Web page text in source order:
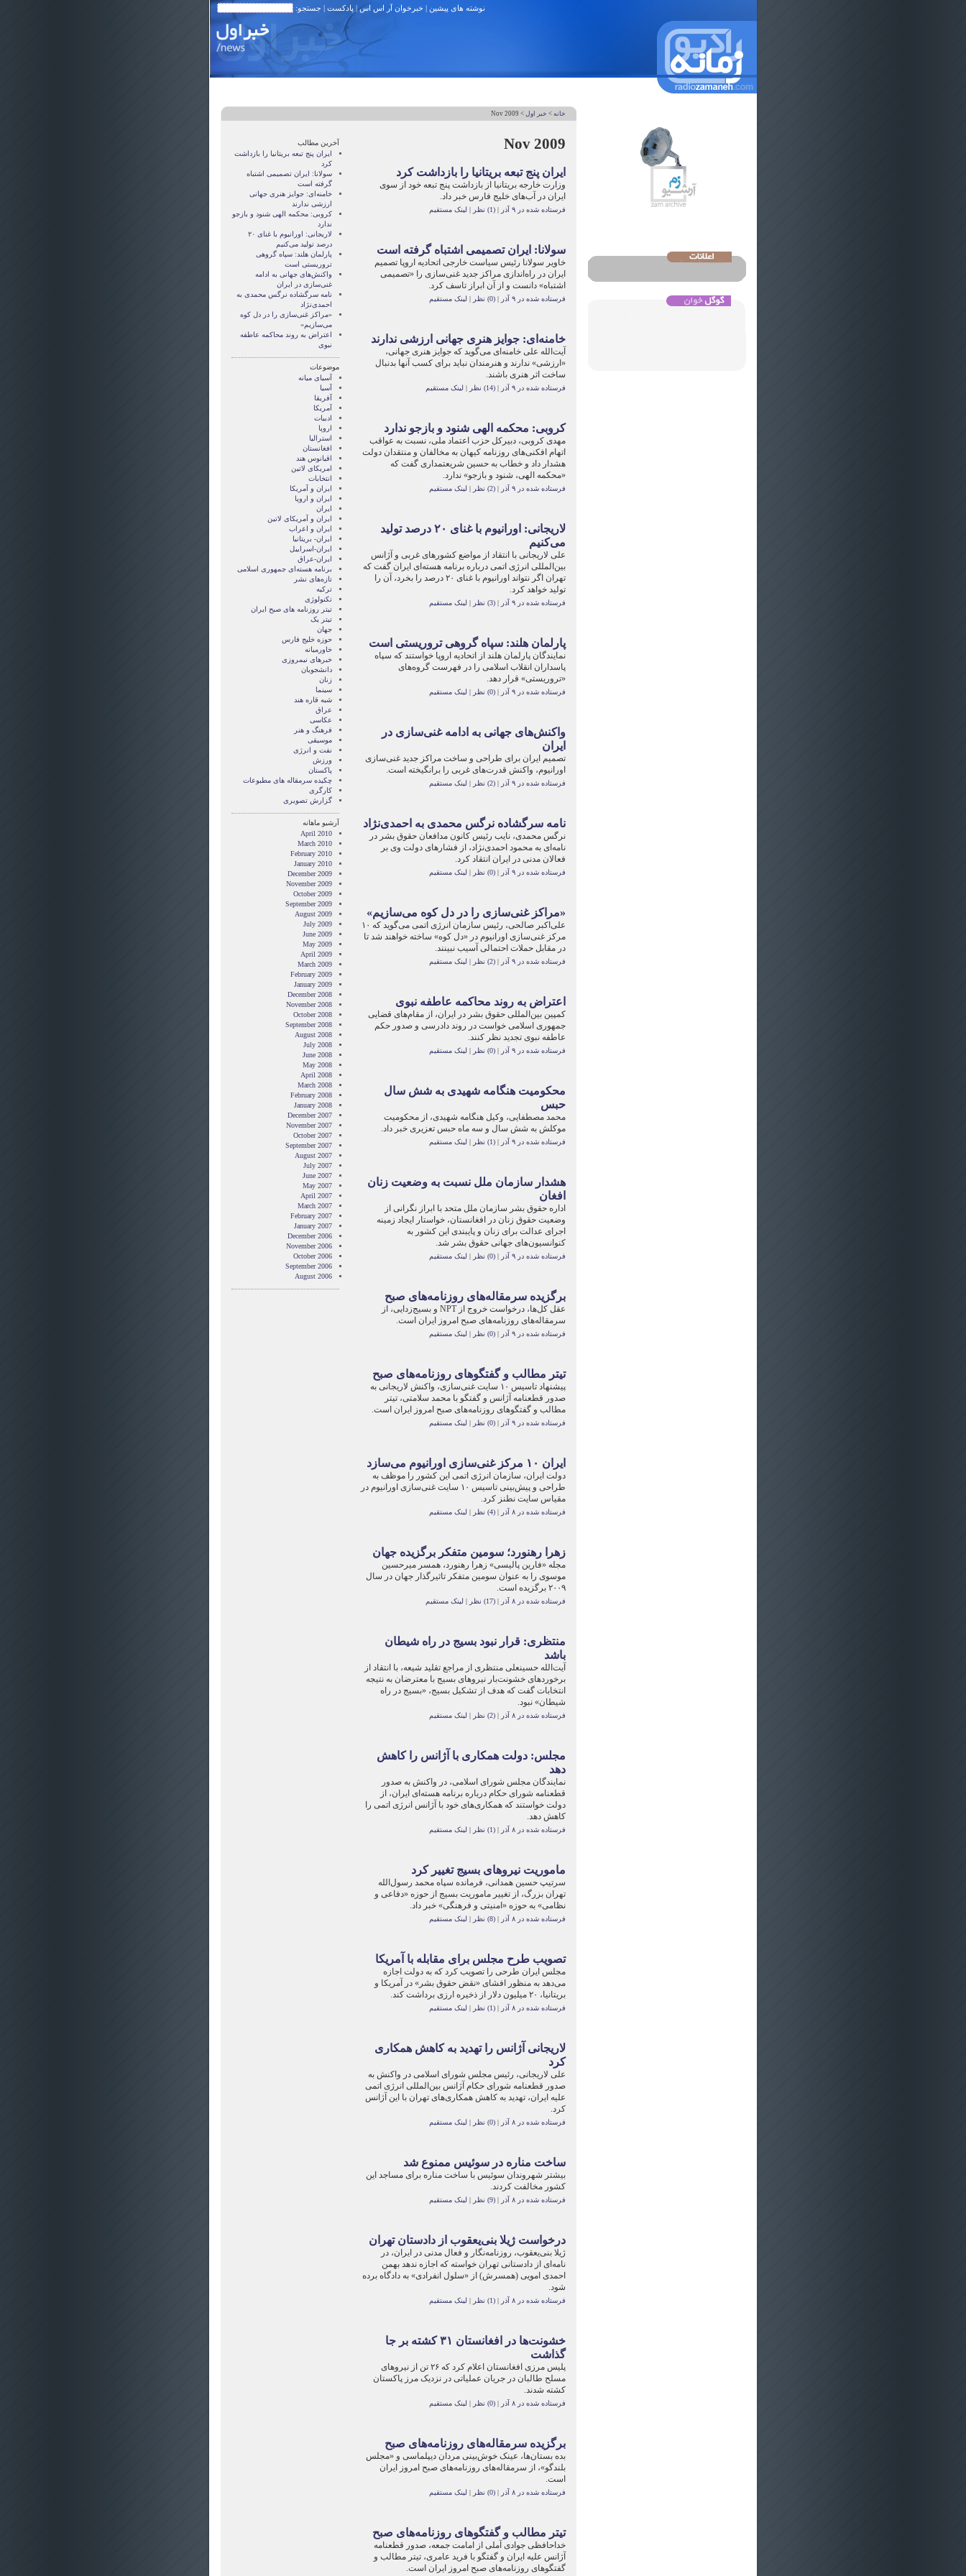
نوشته های پیشین | خبرخوان آر اس اس| پادکست | جستجو:
خانه > خبر اول > Nov 2009
Nov 2009
ایران پنج تبعه بریتانیا را بازداشت کرد
وزارت خارجه بریتانیا از بازداشت پنج تبعه خود از سوی
ایران در آب‌های خلیج فارس خبر داد.
فرستاده شده در ۹ آذر |(1) نظر | لینک مستقیم
سولانا: ایران تصمیمی اشتباه گرفته است
خاویر سولانا رئیس سیاست خارجی اتحادیه اروپا تصمیم
ایران در راه‌اندازی مراکز جدید غنی‌سازی را «تصمیمی
اشتباه» دانست و از آن ابراز تاسف کرد.
فرستاده شده در ۹ آذر |(0) نظر | لینک مستقیم
خامنه‌ای: جوایز هنری جهانی ارزشی ندارند
آیت‌الله علی خامنه‌ای می‌گوید که جوایز هنری جهانی،
«ارزشی» ندارند و هنرمندان نباید برای کسب آنها بدنبال
ساخت اثر هنری باشند.
فرستاده شده در ۹ آذر |(14) نظر | لینک مستقیم
کروبی: محکمه الهی شنود و بازجو ندارد
مهدی کروبی، دبیرکل حزب اعتماد ملی، نسبت به عواقب
اتهام افکنی‌های روزنامه کیهان به مخالفان و منتقدان دولت
هشدار داد و خطاب به حسین شریعتمداری گفت که
«محکمه الهی، شنود و بازجو» ندارد.
فرستاده شده در ۹ آذر |(2) نظر | لینک مستقیم
لاریجانی: اورانیوم با غنای ۲۰ درصد تولید
می‌کنیم
علی لاریجانی با انتقاد از مواضع کشور‌های غربی و آژانس
بین‌المللی انرژی اتمی درباره برنامه هسته‌ای ایران گفت که
تهران اگر نتواند اورانیوم با غنای ۲۰ درصد را بخرد، آن را
تولید خواهد کرد.
فرستاده شده در ۹ آذر |(3) نظر | لینک مستقیم
پارلمان هلند: سپاه گروهی تروریستی است
نمایندگان پارلمان هلند از اتحادیه اروپا خواستند که سپاه
پاسداران انقلاب اسلامی را در فهرست گروه‌های
«تروریستی» قرار دهد.
فرستاده شده در ۹ آذر |(0) نظر | لینک مستقیم
واکنش‌های جهانی به ادامه غنی‌سازی در
ایران
تصمیم ایران برای طراحی و ساخت مراکز جدید غنی‌سازی
اورانیوم، واکنش قدرت‌های غربی را برانگیخته است.
فرستاده شده در ۹ آذر |(2) نظر | لینک مستقیم
نامه سرگشاده نرگس محمدی به احمدی‌نژاد
نرگس محمدی، نایب رئیس کانون مدافعان حقوق بشر در
نامه‌ای به محمود احمدی‌نژاد، از فشار‌های دولت وی بر
فعالان مدنی در ایران انتقاد کرد.
فرستاده شده در ۹ آذر |(0) نظر | لینک مستقیم
«مراکز غنی‌سازی را در دل کوه می‌سازیم»
علی‌اکبر صالحی، رئیس سازمان انرژی اتمی می‌گوید که ۱۰
مرکز غنی‌سازی اورانیوم در «دل کوه» ساخته خواهند شد تا
در مقابل حملات احتمالی آسیب نبینند.
فرستاده شده در ۹ آذر |(2) نظر | لینک مستقیم
اعتراض به روند محاکمه عاطفه نبوی
کمپین بین‌المللی حقوق بشر در ایران، از مقام‌های قضایی
جمهوری اسلامی خواست در روند دادرسی و صدور حکم
عاطفه نبوی تجدید ‌نظر کنند.
فرستاده شده در ۹ آذر |(0) نظر | لینک مستقیم
محکومیت هنگامه شهیدی به شش سال
حبس
محمد مصطفایی، وکیل هنگامه شهیدی، از محکومیت
موکلش به شش سال و سه ماه حبس تعزیری خبر داد.
فرستاده شده در ۹ آذر |(1) نظر | لینک مستقیم
هشدار سازمان ملل نسبت به وضعیت زنان
افغان
اداره حقوق بشر سازمان ملل متحد با ابراز نگرانی از
وضعیت حقوق زنان در افغانستان، خواستار ایجاد زمینه
اجرای عدالت برای زنان و پایبندی این کشور به
کنوانسیون‌های جهانی حقوق بشر شد.
فرستاده شده در ۹ آذر |(0) نظر | لینک مستقیم
برگزیده سرمقاله‌های روزنامه‌های صبح
عقل کل‌ها، درخواست خروج ازNPT و بسیج‌زدایی، از
سرمقاله‌های روزنامه‌های صبح امروز ایران است.
فرستاده شده در ۹ آذر |(0) نظر | لینک مستقیم
تیتر مطالب و گفتگو‌های روزنامه‌های صبح
پیشنهاد تاسیس ۱۰ سایت غنی‌سازی، واکنش لاریجانی به
صدور قطعنامه آژانس و گفتگو با محمد سلامتی، تیتر
مطالب و گفتگوهای روزنامه‌های صبح امروز ایران است.
فرستاده شده در ۹ آذر |(0) نظر | لینک مستقیم
ایران ۱۰‬ مرکز غنی‌سازی اورانیوم می‌سازد
دولت ایران، سازمان انرژی اتمی این کشور را موظف به
طراحی و پیش‌بینی تاسیس ۱۰‬ سایت غنی‌سازی اورانیوم در
مقیاس سایت نطنز کرد.
فرستاده شده در ۸ آذر |(4) نظر | لینک مستقیم
زهرا رهنورد؛ سومین متفکر برگزیده جهان
مجله «فارین پالیسی» زهرا رهنورد، همسر میرحسین
موسوی را به عنوان سومین متفکر تاثیرگذار جهان در سال
۲۰۰۹ برگزیده است.
فرستاده شده در ۸ آذر |(17) نظر | لینک مستقیم
منتظری: قرار نبود بسیج در راه شیطان
باشد
آیت‌الله حسینعلی منتظری از مراجع تقلید شیعه، با انتقاد از
برخورد‌های خشونت‌بار نیرو‌های بسیج با معترضان به نتیجه
انتخابات گفت که هدف از تشکیل بسیج، «بسیج در راه
شیطان» نبود.
فرستاده شده در ۸ آذر |(2) نظر | لینک مستقیم
مجلس: دولت همکاری‌ با آژانس را کاهش
دهد
نمایندگان مجلس شورای اسلامی، در واکنش به صدور
قطعنامه شورای حکام درباره برنامه هسته‌ای ایران، از
دولت خواستند که همکاری‌های خود با آژانس انرژی اتمی را
کاهش دهد.
فرستاده شده در ۸ آذر |(1) نظر | لینک مستقیم
ماموریت نیرو‌های بسیج تغییر کرد
سرتیپ حسین همدانی، فرمانده سپاه محمد رسول‌الله
تهران بزرگ، از تغییر ماموریت بسیج از حوزه «دفاعی و
نظامی» به حوزه «امنیتی و فرهنگی» خبر داد.
فرستاده شده در ۸ آذر |(8) نظر | لینک مستقیم
تصویب طرح مجلس برای مقابله با آمریکا
مجلس ایران طرحی را تصویب کرد که به دولت اجازه
می‌دهد به منظور افشای «نقض حقوق بشر» در آمریکا و
بریتانیا، ۲۰ میلیون دلار از ذخیره ارزی برداشت کند.
فرستاده شده در ۸ آذر |(1) نظر | لینک مستقیم
لاریجانی آژانس را تهدید به کاهش همکاری‌
کرد
علی لاریجانی، رئیس مجلس شورای اسلامی در واکنش به
صدور قطعنامه شورای حکام آژانس بین‌المللی انرژی اتمی
علیه ایران، تهدید به کاهش همکاری‌های تهران با این آژانس
کرد.
فرستاده شده در ۸ آذر |(0) نظر | لینک مستقیم
ساخت مناره در سوئیس ممنوع شد
بیشتر شهروندان سوئیس با ساخت مناره برای مساجد این
کشور مخالفت کردند.
فرستاده شده در ۸ آذر |(9) نظر | لینک مستقیم
درخواست ژیلا بنی‌یعقوب از دادستان تهران
ژیلا بنی‌یعقوب، روزنامه‌نگار و فعال مدنی در ایران، در
نامه‌ای از دادستانی تهران خواسته که اجازه ندهد بهمن
احمدی امویی (همسرش) از «سلول انفرادی» به دادگاه برده
شود.
فرستاده شده در ۸ آذر |(1) نظر | لینک مستقیم
خشونت‌ها در افغانستان ۳۱ کشته بر جا
گذاشت
پلیس مرزی افغانستان اعلام کرد که ۲۶ تن از نیروهای
مسلح طالبان در جریان عملیاتی در نزدیک مرز پاکستان
کشته شدند.
فرستاده شده در ۸ آذر |(0) نظر | لینک مستقیم
برگزیده سرمقاله‌های روزنامه‌های صبح
بده بستان‌ها، عینک خوش‌بینی مردان دیپلماسی و «مجلس
بلندگو»، از سرمقاله‌های روزنامه‌های صبح امروز ایران
است.
فرستاده شده در ۸ آذر |(0) نظر | لینک مستقیم
تیتر مطالب و گفتگو‌های روزنامه‌های صبح
خداحافظی جوادی آملی از امامت جمعه، صدور قطعنامه
آژانس علیه ایران و گفتگو با فرید عامری، تیتر مطالب و
گفتگوهای روزنامه‌های صبح امروز ایران است.
آخرین مطالب
ایران پنج تبعه بریتانیا را بازداشت
کرد
سولانا: ایران تصمیمی اشتباه
گرفته است
خامنه‌ای: جوایز هنری جهانی
ارزشی ندارند
کروبی: محکمه الهی شنود و بازجو
ندارد
لاریجانی: اورانیوم با غنای ۲۰
درصد تولید می‌کنیم
پارلمان هلند: سپاه گروهی
تروریستی است
واکنش‌های جهانی به ادامه
غنی‌سازی در ایران
نامه سرگشاده نرگس محمدی به
احمدی‌نژاد
«مراکز غنی‌سازی را در دل کوه
می‌سازیم»
اعتراض به روند محاکمه عاطفه
نبوی
موضوعات
آسيای ميانه
آسیا
آفریقا
آمریکا
ادبیات
اروپا
استرالیا
افغانستان
اقیانوس هند
امریکای لاتین
انتخابات
ايران و آمريکا
ايران و اروپا
ایران
ایران و آمریکای لاتین
ایران و اعراب
ایران- بریتانیا
ایران-اسراییل
ایران-عراق
برنامه هسته‌ای جمهوری اسلامی
تازه‌های نشر
ترکیه
تکنولوژی
تیتر روزنامه های صبح ایران
تیتر یک
جهان
حوزه خلیج فارس
خاورمیانه
خبرهای نیمروزی
دانشجویان
زنان
سینما
شبه قاره هند
عراق
عکاسی
فرهنگ و هنر
موسیقی
نفت و انرژی
ورزش
پاکستان
چکیده سرمقاله های مطبوعات
کارگری
گزارش تصويری
آرشیو ماهانه
April 2010
March 2010
February 2010
January 2010
December 2009
November 2009
October 2009
September 2009
August 2009
July 2009
June 2009
May 2009
April 2009
March 2009
February 2009
January 2009
December 2008
November 2008
October 2008
September 2008
August 2008
July 2008
June 2008
May 2008
April 2008
March 2008
February 2008
January 2008
December 2007
November 2007
October 2007
September 2007
August 2007
July 2007
June 2007
May 2007
April 2007
March 2007
February 2007
January 2007
December 2006
November 2006
October 2006
September 2006
August 2006